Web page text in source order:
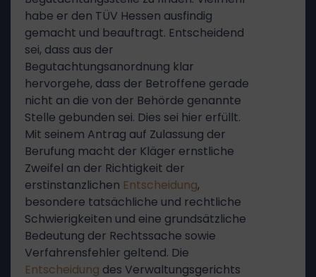
habe er den TÜV Hessen ausfindig
gemacht und beauftragt. Entscheidend
sei, dass aus der
Begutachtungsanordnung klar
hervorgehe, dass der Betroffene gerade
nicht an die von der Behörde genannte
Stelle gebunden sei. Dies sei hier erfüllt.
Mit seinem Antrag auf Zulassung der
Berufung macht der Kläger ernstliche
Zweifel an der Richtigkeit der
erstinstanzlichen Entscheidung,
besondere tatsächliche und rechtliche
Schwierigkeiten und eine grundsätzliche
Bedeutung der Rechtssache sowie
Verfahrensfehler geltend. Die
Entscheidung des Verwaltungsgerichts